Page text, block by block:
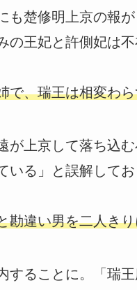
も楚修明上京の報
の王妃と許側妃は
で、瑞王は相変わ
が上京して落ち込
いる」と誤解して
違い男を二人きり
ることに。「瑞